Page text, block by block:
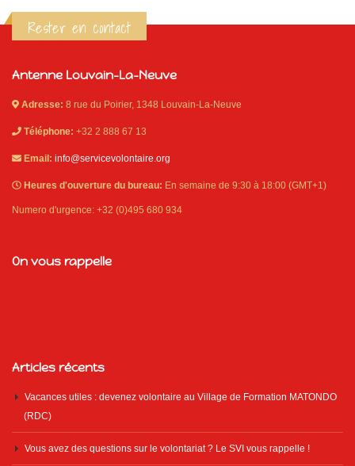
Rester en contact
Antenne Louvain-La-Neuve
Adresse: 8 rue du Poirier, 1348 Louvain-La-Neuve
Téléphone: +32 2 888 67 13
Email: info@servicevolontaire.org
Heures d'ouverture du bureau: En semaine de 9:30 à 18:00 (GMT+1)
Numero d'urgence: +32 (0)495 680 934
On vous rappelle
Articles récents
Vacances utiles : devenez volontaire au Village de Formation MATONDO
(RDC)
Vous avez des questions sur le volontariat ? Le SVI vous rappelle !